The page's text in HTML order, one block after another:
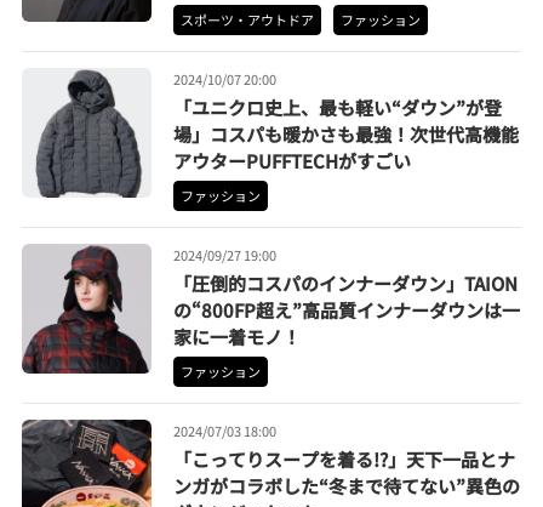
スポーツ・アウトドア ファッション
2024/10/07 20:00
「ユニクロ史上、最も軽い“ダウン”が登
場」コスパも暖かさも最強！次世代高機能
アウターPUFFTECHがすごい
ファッション
2024/09/27 19:00
「圧倒的コスパのインナーダウン」TAION
の“800FP超え”高品質インナーダウンは一
家に一着モノ！
ファッション
2024/07/03 18:00
「こってりスープを着る!?」天下一品とナ
ンガがコラボした“冬まで待てない”異色の